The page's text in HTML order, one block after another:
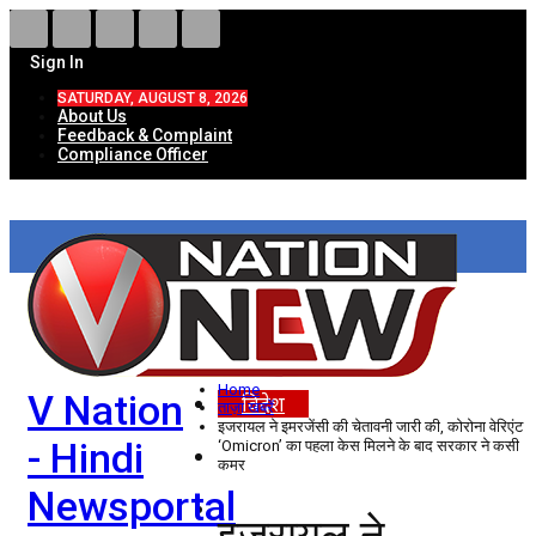
Sign In
SATURDAY, AUGUST 8, 2026
About Us
Feedback & Complaint
Compliance Officer
V Nation
- Hindi
Newsportal
HOME
ताज़ा खबरें
देश
विदेश
राज्य
Home
ताज़ा खबरें
इजरायल ने इमरजेंसी की चेतावनी जारी की, कोरोना वेरिएंट
‘Omicron’ का पहला केस मिलने के बाद सरकार ने कसी
कमर